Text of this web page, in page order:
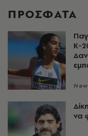
ΠΡΟΣΦΑΤΑ
Κ-
να